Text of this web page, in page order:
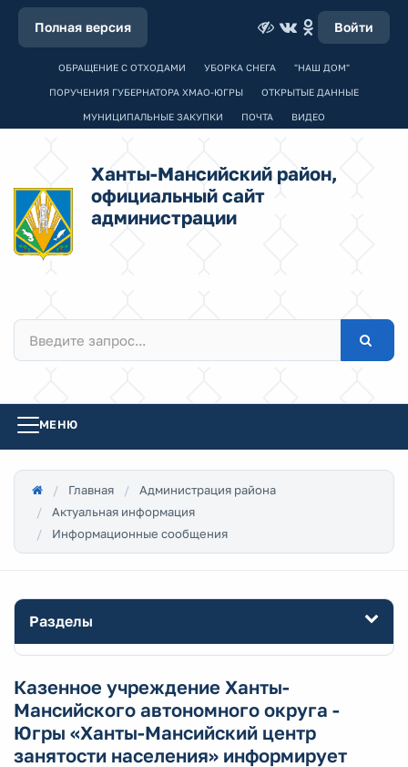
Полная версия Войти
ОБРАЩЕНИЕ С ОТХОДАМИ УБОРКА СНЕГА "НАШ ДОМ"
ПОРУЧЕНИЯ ГУБЕРНАТОРА ХМАО-ЮГРЫ ОТКРЫТЫЕ ДАННЫЕ
МУНИЦИПАЛЬНЫЕ ЗАКУПКИ ПОЧТА ВИДЕО
Ханты-Мансийский район,
официальный сайт
администрации
МЕНЮ
Главная
Администрация района
Актуальная информация
Информационные сообщения
Разделы
Казенное учреждение Ханты-
Мансийского автономного округа -
Югры «Ханты-Мансийский центр
занятости населения» информирует